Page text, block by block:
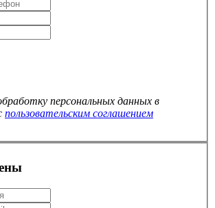
персональных данных в
пользовательским соглашением